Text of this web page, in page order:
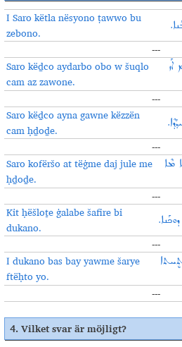
I Saro këtla nësyono ṭawwo bu
zebono.
---
Saro këḏco aydarbo obo w šuqlo
cam az zawone.
ܐܰܙ
---
Saro këḏco ayna gawne këzzën
cam ḥḏoḏe.
---
Saro kofëršo at tëġme daj jule me
ḥḏoḏe.
ܡܶܐ
---
Kit ḥëšloṯe ġalabe šafire bi
dukano.
---
I dukano bas bay yawme šarye
ftëḥto yo.
---
4. Vilket svar är möjligt?